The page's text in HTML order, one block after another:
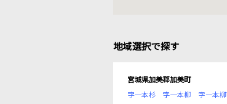
地域選択で探す
宮城県加美郡加美町
字一本杉
字一本柳 字一本